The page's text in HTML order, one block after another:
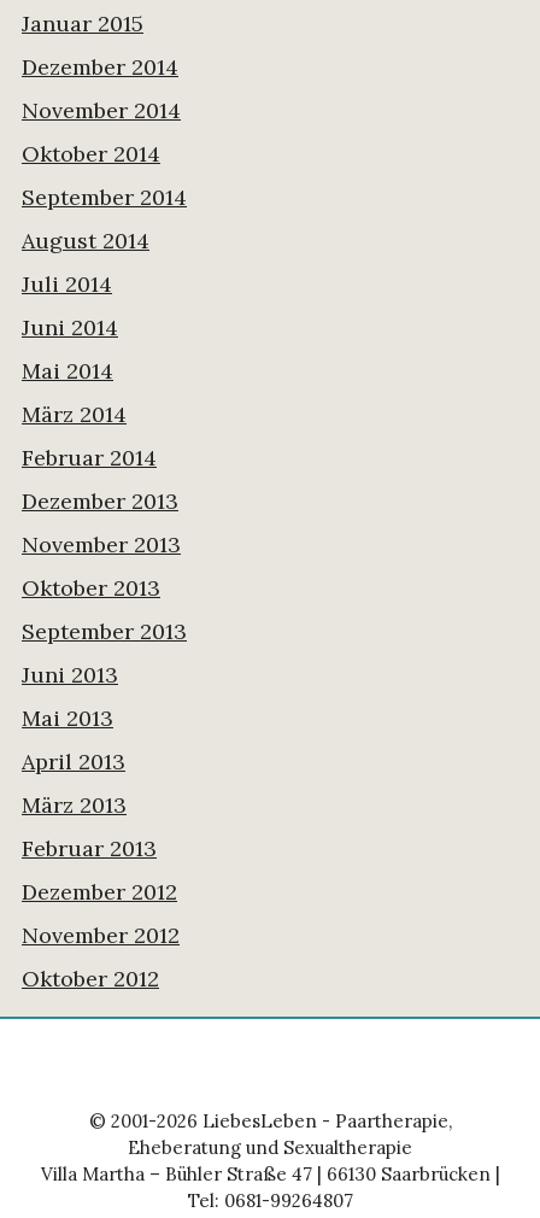
Januar 2015
Dezember 2014
November 2014
Oktober 2014
September 2014
August 2014
Juli 2014
Juni 2014
Mai 2014
März 2014
Februar 2014
Dezember 2013
November 2013
Oktober 2013
September 2013
Juni 2013
Mai 2013
April 2013
März 2013
Februar 2013
Dezember 2012
November 2012
Oktober 2012
© 2001-2026 LiebesLeben - Paartherapie,
Eheberatung und Sexualtherapie
Villa Martha – Bühler Straße 47 | 66130 Saarbrücken |
Tel: 0681-99264807